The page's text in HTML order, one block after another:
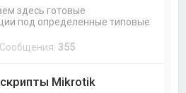
здесь готовые
под определенные типовые
355
Mikrotik